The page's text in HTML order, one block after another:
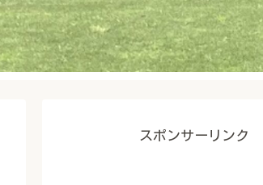
スポンサーリンク